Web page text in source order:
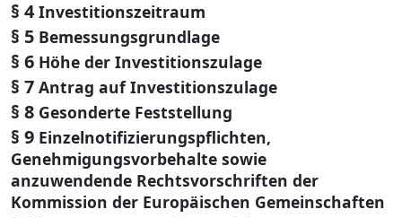
§ 4 Investitionszeitraum
§ 5 Bemessungsgrundlage
§ 6 Höhe der Investitionszulage
§ 7 Antrag auf Investitionszulage
§ 8 Gesonderte Feststellung
§ 9 Einzelnotifizierungspflichten,
Genehmigungsvorbehalte sowie
anzuwendende Rechtsvorschriften der
Kommission der Europäischen Gemeinschaften